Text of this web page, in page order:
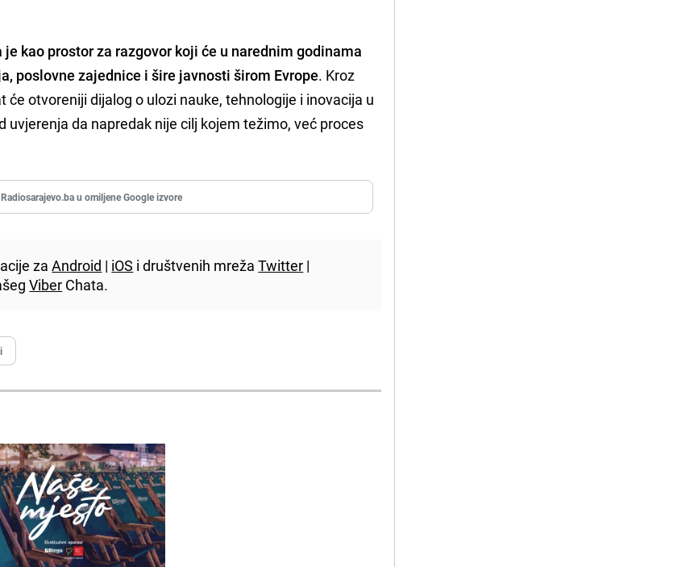
kao prostor za razgovor koji će u narednim godinama
poslovne zajednice i šire javnosti širom Evrope. Kroz
otvoreniji dijalog o ulozi nauke, tehnologije i inovacija u
uvjerenja da napredak nije cilj kojem težimo, već proces
u omiljene Google izvore
zaAndroid | iOS i društvenih mrežaTwitter |
Viber Chata.